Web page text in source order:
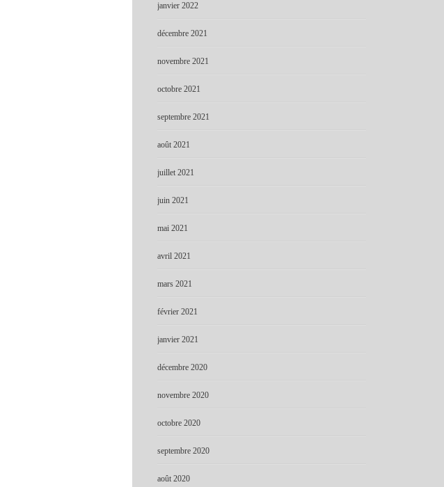
janvier 2022
décembre 2021
novembre 2021
octobre 2021
septembre 2021
août 2021
juillet 2021
juin 2021
mai 2021
avril 2021
mars 2021
février 2021
janvier 2021
décembre 2020
novembre 2020
octobre 2020
septembre 2020
août 2020